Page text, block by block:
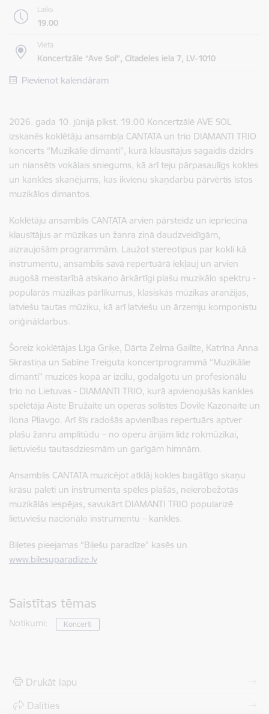
Laiks
19.00
Vieta
Koncertzāle “Ave Sol”, Citadeles iela 7, LV-1010
Pievienot kalendāram
2026. gada 10. jūnijā plkst. 19.00 Koncertzālē AVE SOL
izskanēs koklētāju ansambļa CANTATA un trio DIAMANTI TRIO
koncerts “Muzikālie dimanti”, kurā klausītājus sagaidīs dzidrs
un niansēts vokālais sniegums, kā arī teju pārpasaulīgs kokles
un kankles skanējums, kas ikvienu skaņdarbu pārvērtīs īstos
muzikālos dimantos.
Koklētāju ansamblis CANTATA arvien pārsteidz un iepriecina
klausītājus ar mūzikas un žanra ziņā daudzveidīgām,
aizraujošām programmām. Laužot stereotipus par kokli kā
instrumentu, ansamblis savā repertuārā iekļauj un arvien
augošā meistarībā atskaņo ārkārtīgi plašu muzikālo spektru -
populārās mūzikas pārlikumus, klasiskās mūzikas aranžijas,
latviešu tautas mūziku, kā arī latviešu un ārzemju komponistu
oriģināldarbus.
Šoreiz koklētājas Līga Griķe, Dārta Zelma Gailīte, Katrīna Anna
Skrastiņa un Sabīne Treiguta koncertprogrammā “Muzikālie
dimanti” muzicēs kopā ar izcilu, godalgotu un profesionālu
trio no Lietuvas - DIAMANTI TRIO, kurā apvienojušās kankles
spēlētāja Aiste Bružaite un operas solistes Dovile Kazonaite un
Ilona Pliavgo. Arī šīs radošās apvienības repertuārs aptver
plašu žanru amplitūdu – no operu ārijām līdz rokmūzikai,
lietuviešu tautasdziesmām un garīgām himnām.
Ansamblis CANTATA muzicējot atklāj kokles bagātīgo skaņu
krāsu paleti un instrumenta spēles plašās, neierobežotās
muzikālās iespējas, savukārt DIAMANTI TRIO popularizē
lietuviešu nacionālo instrumentu – kankles.
Biļetes pieejamas “Biļešu paradīze” kasēs un
www.bilesuparadize.lv
Saistītas tēmas
Notikumi: Koncerti
Drukāt lapu
Dalīties